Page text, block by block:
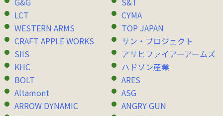
LCT
CYMA
WESTERN ARMS
TOP JAPAN
CRAFT APPLE WORKS
サン・プロジェクト
SIIS
アサヒファイアーアームズ
KHC
ハドソン産業
BOLT
ARES
Altamont
ASG
ARROW DYNAMIC
ANGRY GUN